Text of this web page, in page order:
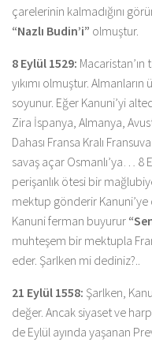
çarelerinin kalmadığını
“Nazlı Budin’i” olmuştur.
8 Eylül 1529:
yıkımı olmuştur. Almanların
soyunur. Eğer Kanuni’yi
Zira İspanya, Almanya,
Dahası Fransa Kralı
savaş açar Osmanlı’ya… 8
perişanlık ötesi bir
mektup gönderir Kanuni’ye
Kanuni ferman buyurur
muhteşem bir mektupla
eder. Şarlken mi dediniz?..
21 Eylül 1558: Şarlken,
değer. Ancak siyaset ve
de Eylül ayında yaşanan